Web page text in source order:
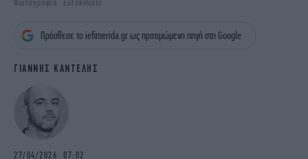
iBOOKS
OSCARS
NEWSLETTER
Φωτογραφία: Eurokinissi
Πρόσθεσε το iefimerida.gr ως προτιμώμενη πηγή στη Google
ΓΙΑΝΝΗΣ ΚΑΝΤΕΛΗΣ
27/04/2026 07:02